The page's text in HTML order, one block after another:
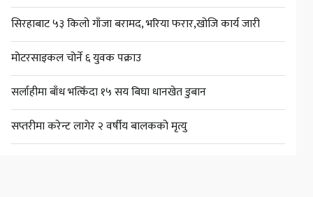
सिरहाबाट ५३ किलो गाँजा बरामद, भरिया फरार,खोजि कार्य जारी
मोटरसाइकल चोर्ने ६ युवक पक्राउ
सर्लाहीमा बाँध भत्किँदा १५ सय बिघा धानखेत डुबान
सप्तरीमा करेन्ट लागेर २ वर्षीय बालकको मृत्यु